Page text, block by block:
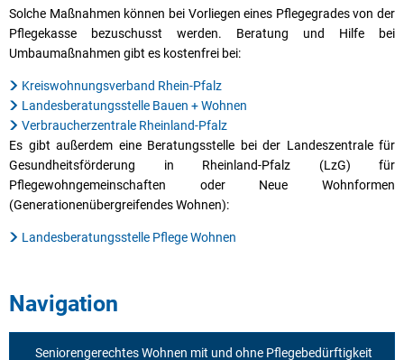
Pflegebedürftigkeit
Solche Maßnahmen können bei Vorliegen eines Pflegegrades von der
Pflegekasse bezuschusst werden. Beratung und Hilfe bei
Umbaumaßnahmen gibt es kostenfrei bei:
Kreiswohnungsverband Rhein-Pfalz
Landesberatungsstelle Bauen + Wohnen
Verbraucherzentrale Rheinland-Pfalz
Es gibt außerdem eine Beratungsstelle bei der Landeszentrale für
Gesundheitsförderung in Rheinland-Pfalz (LzG) für
Pflegewohngemeinschaften oder Neue Wohnformen
(Generationenübergreifendes Wohnen):
Landesberatungsstelle Pflege Wohnen
Navigation
Seniorengerechtes Wohnen mit und ohne Pflegebedürftigkeit